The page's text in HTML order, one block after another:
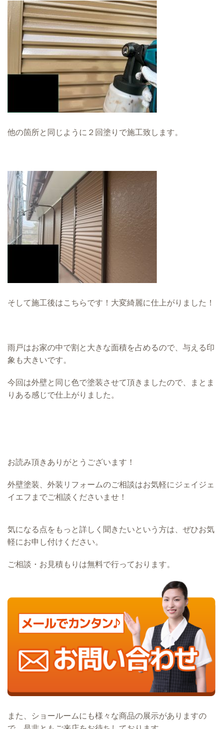
他の箇所と同じように２回塗りで施工致します。
そして施工後はこちらです！大変綺麗に仕上がりました！
雨戸はお家の中で割と大きな面積を占めるので、与える印
象も大きいです。
今回は外壁と同じ色で塗装させて頂きましたので、まとま
りある感じで仕上がりました。
お読み頂きありがとうございます！
外壁塗装、外装リフォームのご相談はお気軽にジェイジェ
イエフまでご相談くださいませ！
気になる点をもっと詳しく聞きたいという方は、ぜひお気
軽にお申し付けください。
ご相談・お見積もりは無料で行っております。
また、ショールームにも様々な商品の展示がありますの